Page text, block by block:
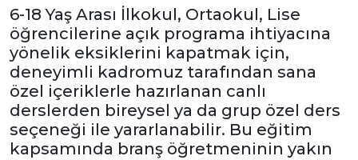
6-18 Yaş Arası İlkokul, Ortaokul, Lise
öğrencilerine açık programa ihtiyacına
yönelik eksiklerini kapatmak için,
deneyimli kadromuz tarafından sana
özel içeriklerle hazırlanan canlı
derslerden bireysel ya da grup özel ders
seçeneği ile yararlanabilir. Bu eğitim
kapsamında branş öğretmeninin yakın